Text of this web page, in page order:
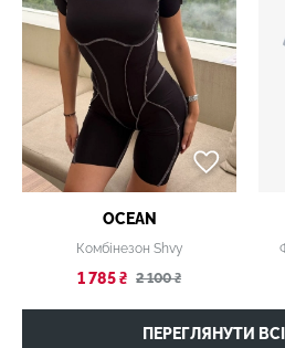
OCEAN
Комбінезон Shvy
1 785 ₴ 2 100 ₴
ПЕРЕГЛЯНУТИ